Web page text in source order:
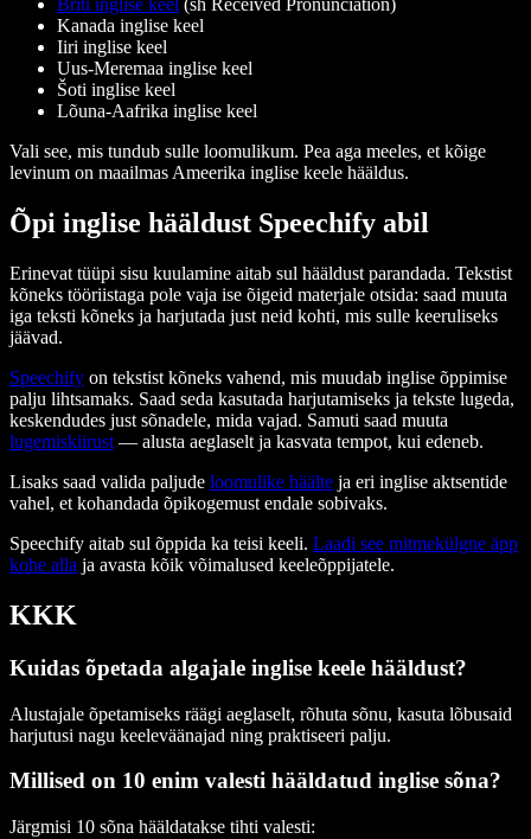
Briti inglise keel (sh Received Pronunciation)
Kanada inglise keel
Iiri inglise keel
Uus-Meremaa inglise keel
Šoti inglise keel
Lõuna-Aafrika inglise keel
Vali see, mis tundub sulle loomulikum. Pea aga meeles, et kõige
levinum on maailmas Ameerika inglise keele hääldus.
Õpi inglise hääldust Speechify abil
Erinevat tüüpi sisu kuulamine aitab sul hääldust parandada. Tekstist
kõneks tööriistaga pole vaja ise õigeid materjale otsida: saad muuta
iga teksti kõneks ja harjutada just neid kohti, mis sulle keeruliseks
jäävad.
Speechify on tekstist kõneks vahend, mis muudab inglise õppimise
palju lihtsamaks. Saad seda kasutada harjutamiseks ja tekste lugeda,
keskendudes just sõnadele, mida vajad. Samuti saad muuta
lugemiskiirust — alusta aeglaselt ja kasvata tempot, kui edeneb.
Lisaks saad valida paljude loomulike häälte ja eri inglise aktsentide
vahel, et kohandada õpikogemust endale sobivaks.
Speechify aitab sul õppida ka teisi keeli. Laadi see mitmekülgne äpp
kohe alla ja avasta kõik võimalused keeleõppijatele.
KKK
Kuidas õpetada algajale inglise keele hääldust?
Alustajale õpetamiseks räägi aeglaselt, rõhuta sõnu, kasuta lõbusaid
harjutusi nagu keeleväänajad ning praktiseeri palju.
Millised on 10 enim valesti hääldatud inglise sõna?
Järgmisi 10 sõna hääldatakse tihti valesti: